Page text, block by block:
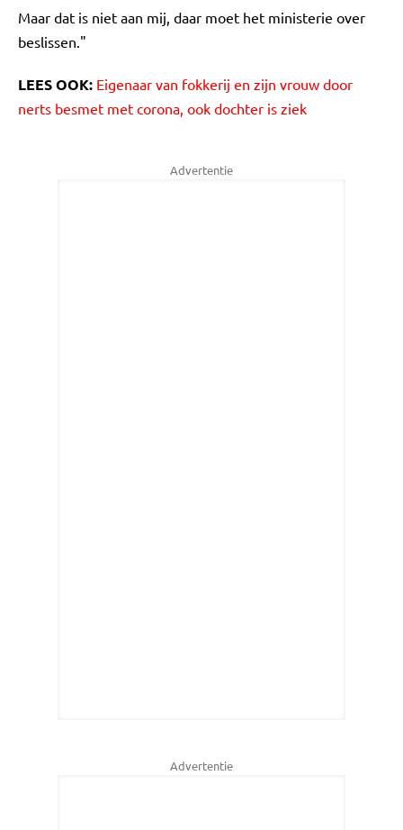
Maar dat is niet aan mij, daar moet het ministerie over
beslissen."
LEES OOK: Eigenaar van fokkerij en zijn vrouw door
nerts besmet met corona, ook dochter is ziek
Advertentie
Advertentie